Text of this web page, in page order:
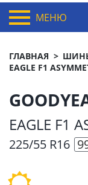
МЕНЮ
ГЛАВНАЯ
EAGLE F1
EAGLE F1
225/55 R16